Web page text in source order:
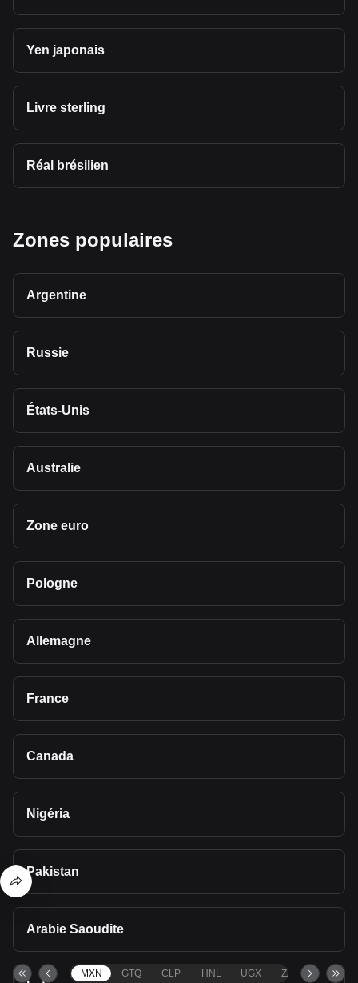
Yen japonais
Livre sterling
Réal brésilien
Zones populaires
Argentine
Russie
États-Unis
Australie
Zone euro
Pologne
Allemagne
France
Canada
Nigéria
Pakistan
Arabie Saoudite
MXN GTQ CLP HNL UGX ZAR TND